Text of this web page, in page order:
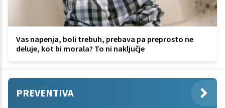
Vas napenja, boli trebuh, prebava pa preprosto ne
deluje, kot bi morala? To ni naključje
PREVENTIVA